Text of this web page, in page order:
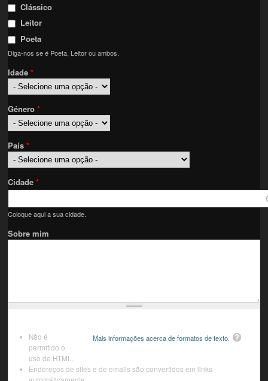
Clássico
Leitor
Poeta
Diga-nos se é Poeta, Leitor ou ambos.
Idade*
Género*
País*
Cidade*
Coloque aqui a sua cidade.
Sobre mim
Mais informações acerca de formatos de texto.
Não é
permitido o
uso de HTML.
Endereços de sites e de emails são convertidos em links